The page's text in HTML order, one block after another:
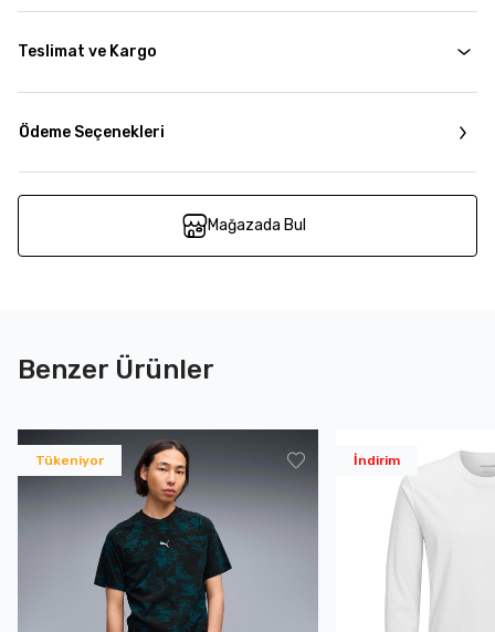
Teslimat ve Kargo
Ödeme Seçenekleri
Mağazada Bul
Benzer Ürünler
Tükeniyor İndirim